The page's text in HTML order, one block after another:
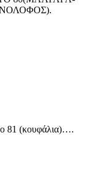
81 (κουφάλια)….